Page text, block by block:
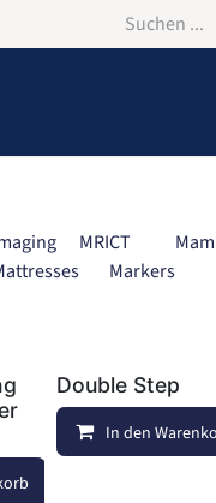
MRICT
Markers
Auf die Wunschliste
Auf die
Double Step
In den